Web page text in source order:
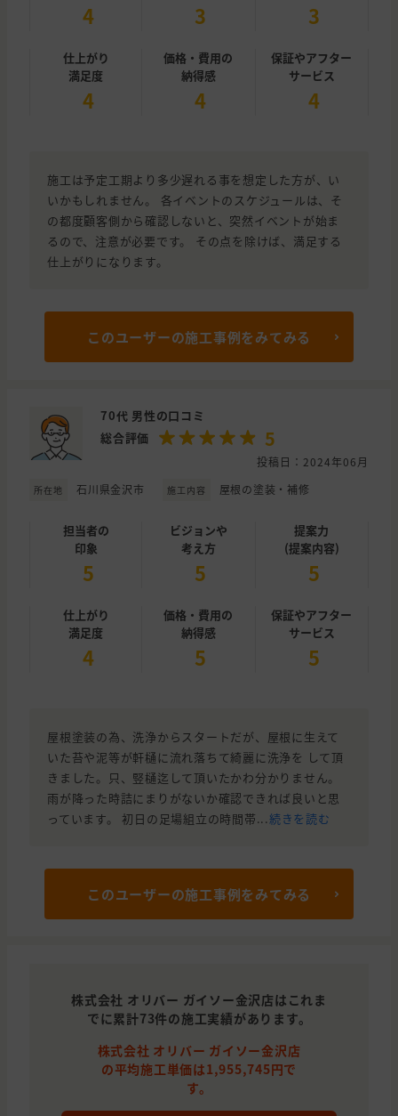
4 3 3
仕上がり
満足度
4
価格・費用の
納得感
4
保証やアフター
サービス
4
施工は予定工期より多少遅れる事を想定した方が、い
いかもしれません。 各イベントのスケジュールは、そ
の都度顧客側から確認しないと、突然イベントが始ま
るので、注意が必要です。 その点を除けば、満足する
仕上がりになります。
このユーザーの施工事例をみてみる
70代 男性の口コミ
総合評価
5
投稿日：2024年06月
所在地 石川県金沢市 施工内容 屋根の塗装・補修
担当者の
印象
5
ビジョンや
考え方
5
提案力
(提案内容)
5
仕上がり
満足度
4
価格・費用の
納得感
5
保証やアフター
サービス
5
屋根塗装の為、洗浄からスタートだが、屋根に生えて
いた苔や泥等が軒樋に流れ落ちて綺麗に洗浄を して頂
きました。只、竪樋迄して頂いたかわ分かりません。
雨が降った時詰にまりがないか確認できれば良いと思
っています。 初日の足場組立の時間帯...続きを読む
このユーザーの施工事例をみてみる
株式会社 オリバー ガイソー金沢店はこれま
でに累計73件の施工実績があります。
株式会社 オリバー ガイソー金沢店
の平均施工単価は1,955,745円で
す。